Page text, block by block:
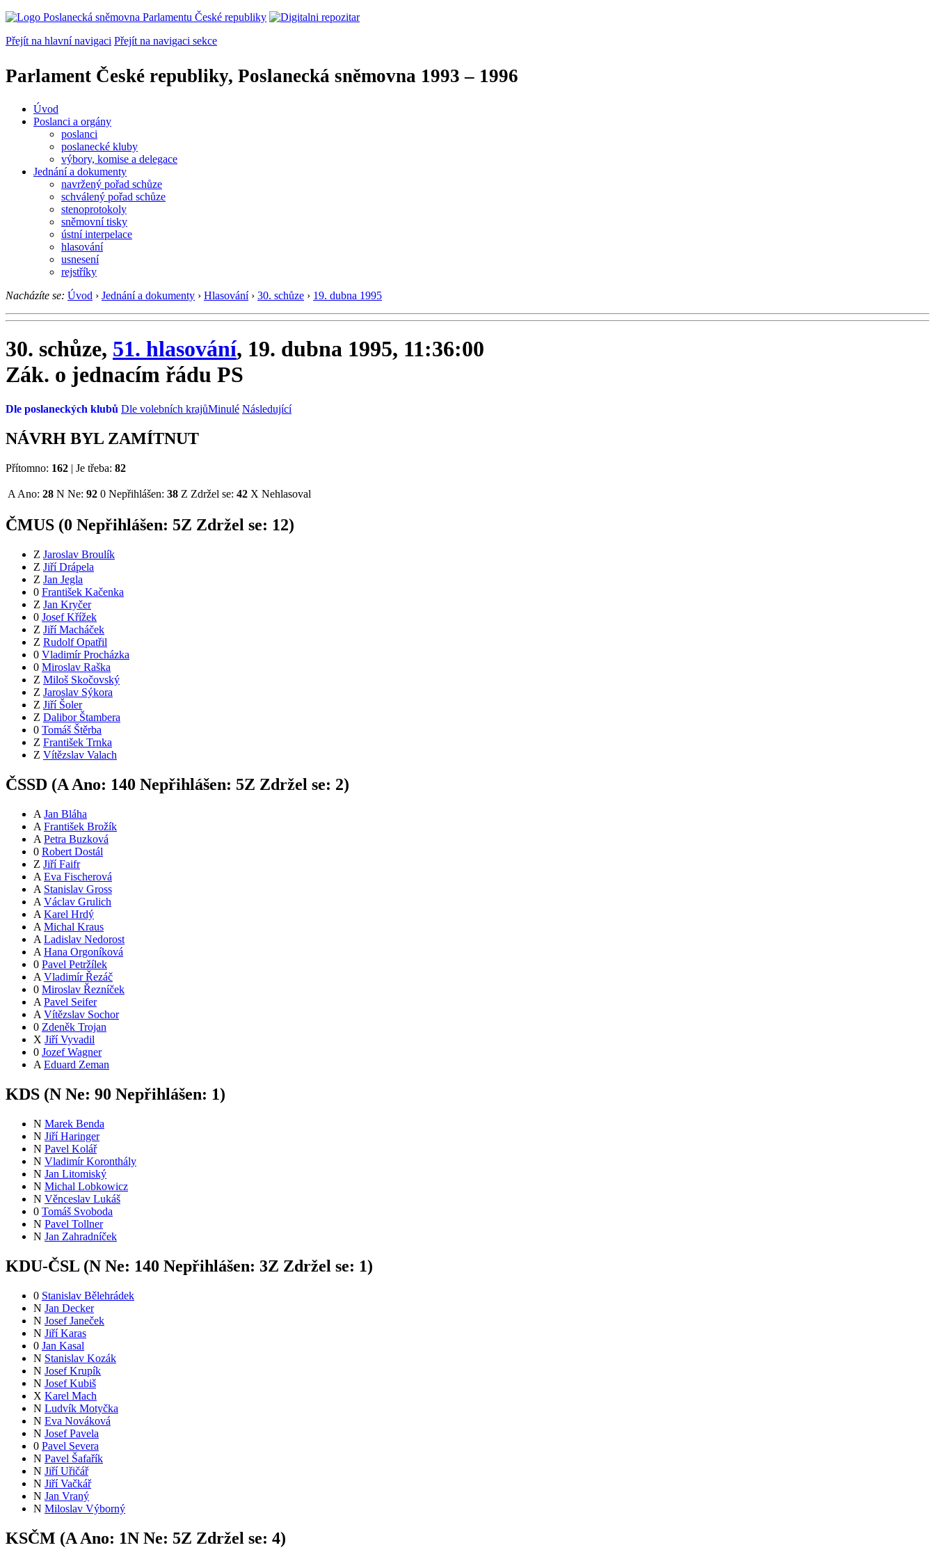
Přejít na hlavní navigaci Přejít na navigaci sekce
Parlament České republiky, Poslanecká sněmovna 1993 – 1996
Úvod
Poslanci a orgány
poslanci
poslanecké kluby
výbory, komise a delegace
Jednání a dokumenty
navržený pořad schůze
schválený pořad schůze
stenoprotokoly
sněmovní tisky
ústní interpelace
hlasování
usnesení
rejstříky
Nacházíte se: Úvod › Jednání a dokumenty › Hlasování › 30. schůze › 19. dubna 1995
30. schůze, 51. hlasování, 19. dubna 1995, 11:36:00
Zák. o jednacím řádu PS
Dle poslaneckých klubů Dle volebních krajůMinulé Následující
NÁVRH BYL ZAMÍTNUT
Přítomno: 162 | Je třeba: 82
A Ano: 28 N Ne: 92 0 Nepřihlášen: 38 Z Zdržel se: 42 X Nehlasoval
ČMUS (0 Nepřihlášen: 5Z Zdržel se: 12)
Z Jaroslav Broulík
Z Jiří Drápela
Z Jan Jegla
0 František Kačenka
Z Jan Kryčer
0 Josef Křížek
Z Jiří Macháček
Z Rudolf Opatřil
0 Vladimír Procházka
0 Miroslav Raška
Z Miloš Skočovský
Z Jaroslav Sýkora
Z Jiří Šoler
Z Dalibor Štambera
0 Tomáš Štěrba
Z František Trnka
Z Vítězslav Valach
ČSSD (AAno: 140 Nepřihlášen: 5Z Zdržel se: 2)
A Jan Bláha
A František Brožík
A Petra Buzková
0 Robert Dostál
Z Jiří Faifr
A Eva Fischerová
A Stanislav Gross
A Václav Grulich
A Karel Hrdý
A Michal Kraus
A Ladislav Nedorost
A Hana Orgoníková
0 Pavel Petržílek
A Vladimír Řezáč
0 Miroslav Řezníček
A Pavel Seifer
A Vítězslav Sochor
0 Zdeněk Trojan
X Jiří Vyvadil
0 Jozef Wagner
A Eduard Zeman
KDS (N Ne: 90 Nepřihlášen: 1)
N Marek Benda
N Jiří Haringer
N Pavel Kolář
N Vladimír Koronthály
N Jan Litomiský
N Michal Lobkowicz
N Věnceslav Lukáš
0 Tomáš Svoboda
N Pavel Tollner
N Jan Zahradníček
KDU-ČSL (N Ne: 140 Nepřihlášen: 3Z Zdržel se: 1)
0 Stanislav Bělehrádek
N Jan Decker
N Josef Janeček
N Jiří Karas
0 Jan Kasal
N Stanislav Kozák
N Josef Krupík
N Josef Kubiš
X Karel Mach
N Ludvík Motyčka
N Eva Nováková
N Josef Pavela
0 Pavel Severa
N Pavel Šafařík
N Jiří Uřičář
N Jiří Vačkář
N Jan Vraný
N Miloslav Výborný
KSČM (A Ano: 1N Ne: 5Z Zdržel se: 4)